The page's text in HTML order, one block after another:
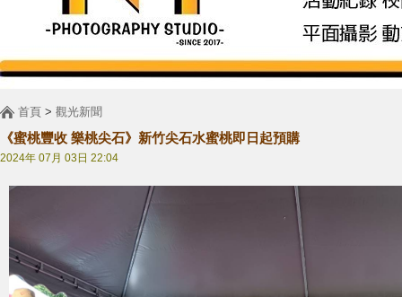
首頁 > 觀光新聞
《蜜桃豐收 樂桃尖石》新竹尖石水蜜桃即日起預購
2024年 07月 03日 22:04